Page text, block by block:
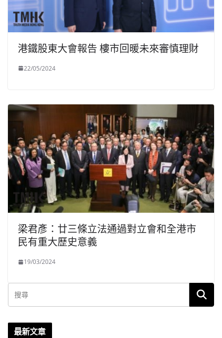
港鐵股東大會報告 樓市回暖未來審慎理財
22/05/2024
梁君彥：廿三條立法通過對立會和全港市
民有重大歷史意義
19/03/2024
最新文章